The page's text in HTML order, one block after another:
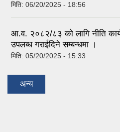
मिति: 06/20/2025 - 18:56
आ.व. २०८२/८३ को लागि नीति
उपलब्ध गराईदिने सम्बन्धमा ।
मिति: 05/20/2025 - 15:33
अन्य